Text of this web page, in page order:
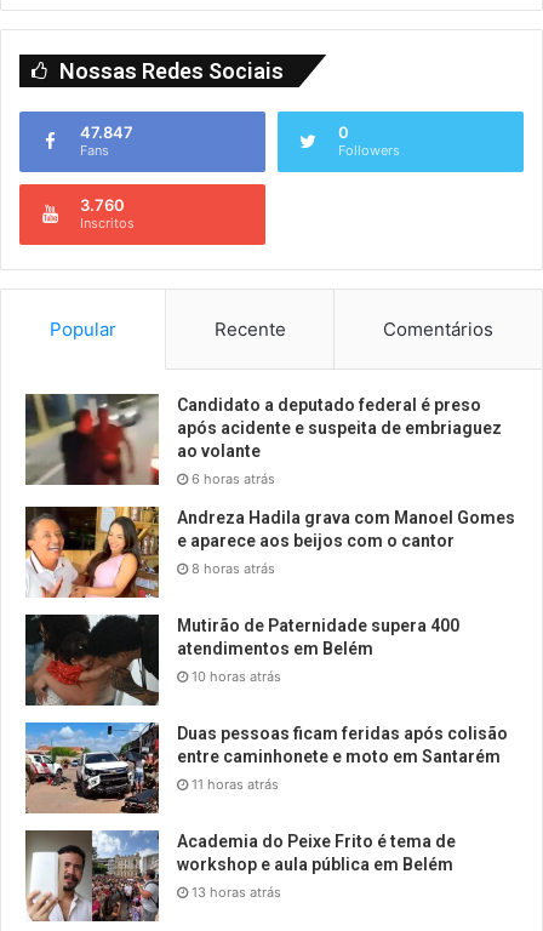
Nossas Redes Sociais
47.847
Fans
0
Followers
3.760
Inscritos
Popular Recente Comentários
Candidato a deputado federal é preso
após acidente e suspeita de embriaguez
ao volante
6 horas atrás
Andreza Hadila grava com Manoel Gomes
e aparece aos beijos com o cantor
8 horas atrás
Mutirão de Paternidade supera 400
atendimentos em Belém
10 horas atrás
Duas pessoas ficam feridas após colisão
entre caminhonete e moto em Santarém
11 horas atrás
Academia do Peixe Frito é tema de
workshop e aula pública em Belém
13 horas atrás